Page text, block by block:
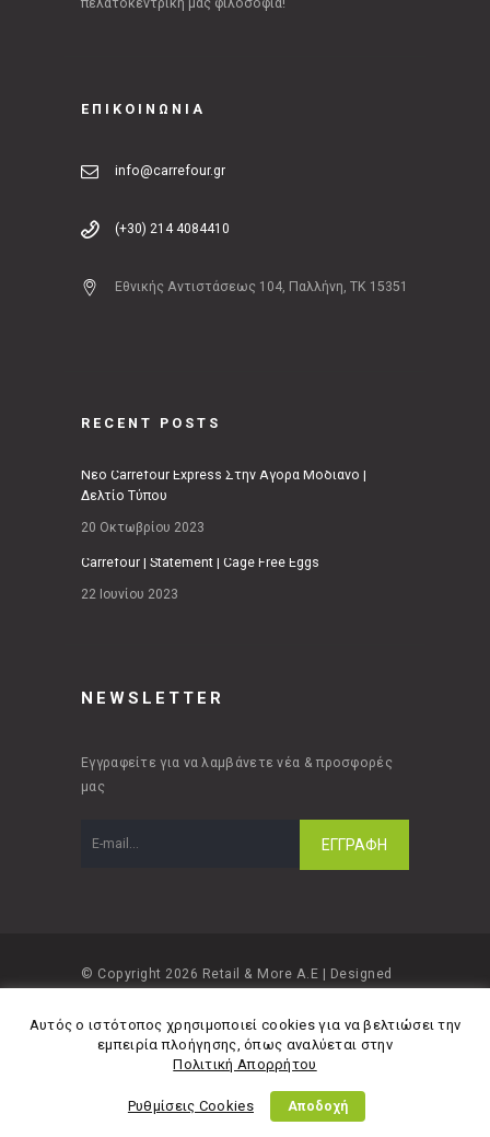
ΕΠΙΚΟΙΝΩΝΙΑ
info@carrefour.gr
(+30) 214 4084410
Εθνικής Αντιστάσεως 104, Παλλήνη, ΤΚ 15351
RECENT POSTS
Νέο Carrefour Express Στην Αγορά Μοδιάνο |
Δελτίο Τύπου
20 Οκτωβρίου 2023
Carrefour | Statement | Cage Free Eggs
22 Ιουνίου 2023
NEWSLETTER
Εγγραφείτε για να λαμβάνετε νέα & προσφορές
μας
© Copyright 2026 Retail & More A.E | Designed
Πολιτική Απορρήτου Όροι Χρήσης
Αυτός ο ιστότοπος χρησιμοποιεί cookies για να βελτιώσει την
εμπειρία πλοήγησης, όπως αναλύεται στην
Πολιτική Απορρήτου
Ρυθμίσεις Cookies Αποδοχή